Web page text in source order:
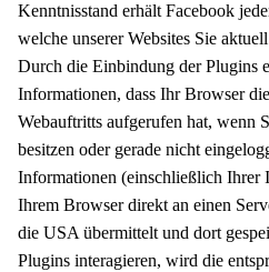
Kenntnisstand erhält Facebook
welche unserer Websites Sie
Durch die Einbindung der Plugins
Informationen, dass Ihr Browser
Webauftritts aufgerufen hat, wenn
besitzen oder gerade nicht
Informationen (einschließlich Ihrer
Ihrem Browser direkt an einen
die USA übermittelt und dort
Plugins interagieren, wird die